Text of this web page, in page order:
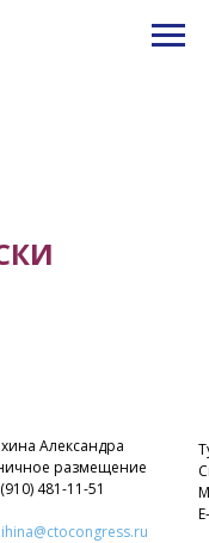
Александра
размещение
481-11-51